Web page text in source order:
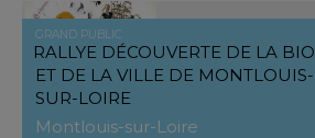
GRAND PUBLIC
RALLYE DÉCOUVERTE DE LA BIO
ET DE LA VILLE DE MONTLOUIS-
SUR-LOIRE
Montlouis-sur-Loire